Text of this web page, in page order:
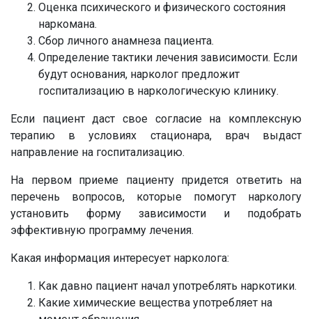
Оценка психического и физического состояния
наркомана.
Сбор личного анамнеза пациента.
Определение тактики лечения зависимости. Если
будут основания, нарколог предложит
госпитализацию в наркологическую клинику.
Если пациент даст свое согласие на комплексную
терапию в условиях стационара, врач выдаст
направление на госпитализацию.
На первом приеме пациенту придется ответить на
перечень вопросов, которые помогут наркологу
установить форму зависимости и подобрать
эффективную программу лечения.
Какая информация интересует нарколога:
Как давно пациент начал употреблять наркотики.
Какие химические вещества употребляет на